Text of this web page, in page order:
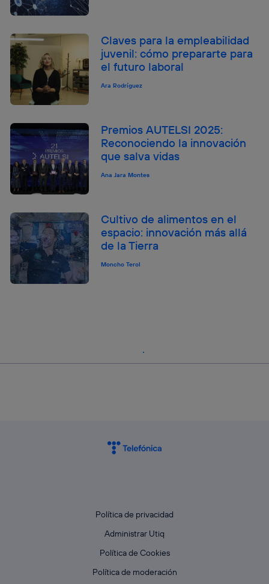
Claves para la empleabilidad
juvenil: cómo prepararte para
el futuro laboral
Ara Rodríguez
Premios AUTELSI 2025:
Reconociendo la innovación
que salva vidas
Ana Jara Montes
Cultivo de alimentos en el
espacio: innovación más allá
de la Tierra
Moncho Terol
Política de privacidad
Administrar Utiq
Política de Cookies
Política de moderación